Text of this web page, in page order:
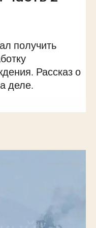
получить
Рассказ о
деле.